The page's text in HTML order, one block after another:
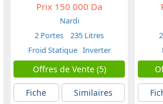
Prix 150 000 Da
Nardi
2 Portes
235 Litres
Froid Statique Inverter
Offres de Vente (5)
Fiche
Similaires